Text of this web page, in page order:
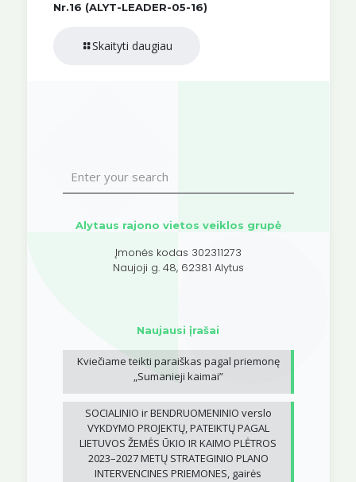
Nr.16 (ALYT-LEADER-05-16)
Skaityti daugiau
Alytaus rajono vietos veiklos grupė
Įmonės kodas 302311273
Naujoji g. 48, 62381 Alytus
Naujausi įrašai
Kviečiame teikti paraiškas pagal priemonę
„Sumanieji kaimai”
SOCIALINIO ir BENDRUOMENINIO verslo
VYKDYMO PROJEKTŲ, PATEIKTŲ PAGAL
LIETUVOS ŽEMĖS ŪKIO IR KAIMO PLĖTROS
2023–2027 METŲ STRATEGINIO PLANO
INTERVENCINES PRIEMONES, gairės